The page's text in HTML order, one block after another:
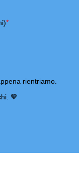
*
rientriamo.
🧡